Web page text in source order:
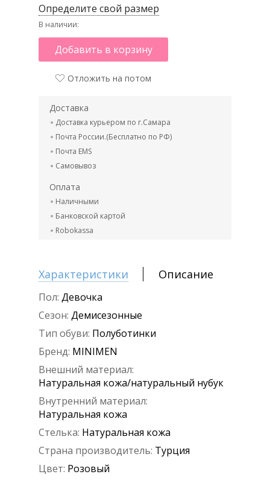
Определите свой размер
В наличии:
Добавить в корзину
Отложить на потом
Доставка
Доставка курьером по г.Самара
Почта России.(Бесплатно по РФ)
Почта EMS
Самовывоз
Оплата
Наличными
Банковской картой
Robokassa
Характеристики Описание
Пол: Девочка
Сезон: Демисезонные
Тип обуви: Полуботинки
Бренд: MINIMEN
Внешний материал:
Натуральная кожа/натуральный нубук
Внутренний материал:
Натуральная кожа
Стелька: Натуральная кожа
Страна производитель: Турция
Цвет: Розовый